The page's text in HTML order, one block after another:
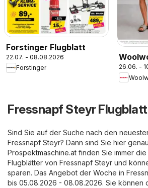
Forstinger Flugblatt
22.07. - 08.08.2026
Forstinger
26.06. -
Fressnapf Steyr Flugblatt
Sind Sie auf der Suche nach den
Fressnapf Steyr? Dann sind Sie hier
Prospektmaschine.at finden Sie immer
Flugblätter von Fressnapf Steyr und
sparen. Das Angebot der Woche in
bis 05.08.2026 - 08.08.2026. Sie können